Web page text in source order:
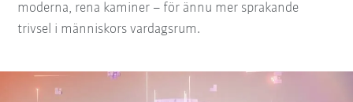
moderna, rena kaminer – för ännu mer sprakande
trivsel i människors vardagsrum.